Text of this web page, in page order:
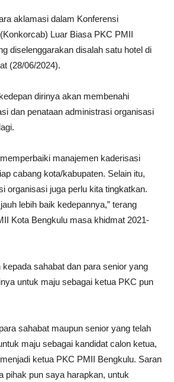
aklamasi dalam Konferensi
Luar Biasa PKC PMII
diselenggarakan disalah satu hotel di
(28/06/2024).
dirinya akan membenahi
dan penataan administrasi organisasi
manajemen kaderisasi
cabang kota/kabupaten. Selain itu,
organisasi juga perlu kita tingkatkan.
lebih baik kedepannya,” terang
Kota Bengkulu masa khidmat 2021-
sahabat dan para senior yang
untuk maju sebagai ketua PKC pun
sahabat maupun senior yang telah
maju sebagai kandidat calon ketua,
ketua PKC PMII Bengkulu. Saran
pihak pun saya harapkan, untuk